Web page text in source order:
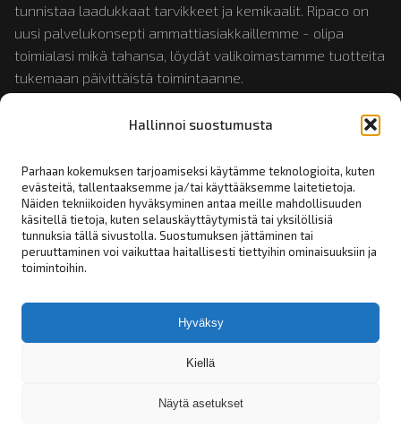
Hallinnoi suostumusta
Parhaan kokemuksen tarjoamiseksi käytämme teknologioita, kuten
evästeitä, tallentaaksemme ja/tai käyttääksemme laitetietoja.
Näiden tekniikoiden hyväksyminen antaa meille mahdollisuuden
käsitellä tietoja, kuten selauskäyttäytymistä tai yksilöllisiä
tunnuksia tällä sivustolla. Suostumuksen jättäminen tai
peruuttaminen voi vaikuttaa haitallisesti tiettyihin ominaisuuksiin ja
toimintoihin.
Hyväksy
Kiellä
Näytä asetukset
tunnistaa laadukkaat tarvikkeet ja kemikaalit. Ripaco on
uusi palvelukonsepti ammattiasiakkaillemme - olipa
toimialasi mikä tahansa, löydät valikoimastamme tuotteita
tukemaan päivittäistä toimintaanne.
mopotukku.fijamoposport.fi
Linkit:
Yhteystiedot
Tilaus- toimitus- ja myyntiehdot